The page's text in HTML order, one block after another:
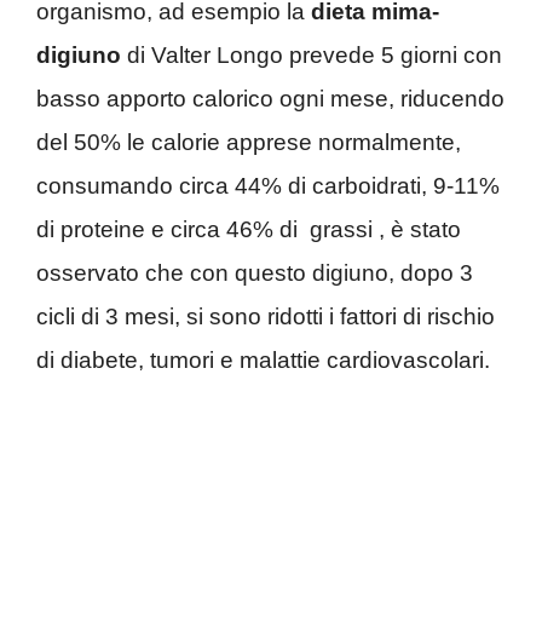
organismo, ad esempio la dieta mima-
digiuno di Valter Longo prevede 5 giorni con
basso apporto calorico ogni mese, riducendo
del 50% le calorie apprese normalmente,
consumando circa 44% di carboidrati, 9-11%
di proteine e circa 46% di grassi , è stato
osservato che con questo digiuno, dopo 3
cicli di 3 mesi, si sono ridotti i fattori di rischio
di diabete, tumori e malattie cardiovascolari.